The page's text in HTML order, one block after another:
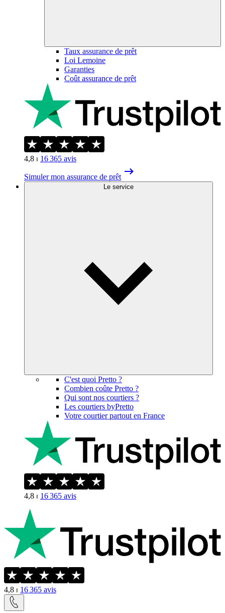
Taux assurance de prêt
Loi Lemoine
Garanties
Coût assurance de prêt
4,8 ⏐ 16 365 avis
Simuler mon assurance de prêt
Le service
C'est quoi Pretto ?
Combien coûte Pretto ?
Qui sont nos courtiers ?
Les courtiers byPretto
Votre courtier partout en France
4,8 ⏐ 16 365 avis
4,8 ⏐ 16 365 avis